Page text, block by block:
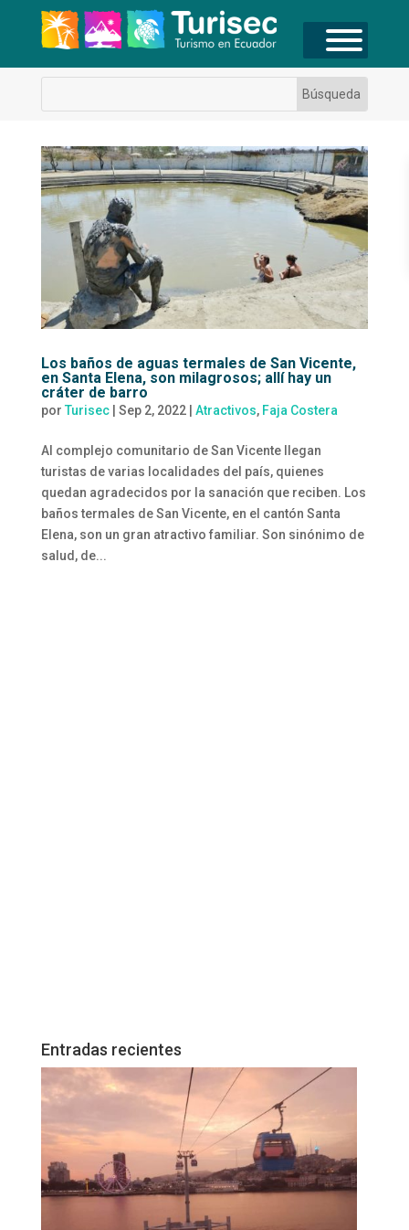
Los baños de aguas termales de San Vicente,
en Santa Elena, son milagrosos; allí hay un
cráter de barro
por Turisec| Sep 2, 2022| Atractivos, Faja Costera
Al complejo comunitario de San Vicente llegan
turistas de varias localidades del país, quienes
quedan agradecidos por la sanación que reciben. Los
baños termales de San Vicente, en el cantón Santa
Elena, son un gran atractivo familiar. Son sinónimo de
salud, de...
Entradas recientes